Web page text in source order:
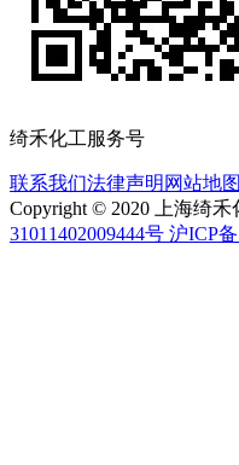
绮禾化工服务号
联系我们法律声明 网站地图
Copyright © 2020 上海绮禾
31011402009444号 沪ICP